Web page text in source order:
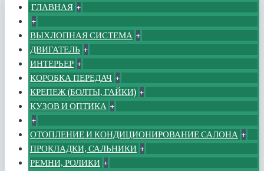
ГЛАВНАЯ +
+
ВЫХЛОПНАЯ СИСТЕМА +
ДВИГАТЕЛЬ +
ИНТЕРЬЕР +
КОРОБКА ПЕРЕДАЧ +
КРЕПЕЖ (БОЛТЫ, ГАЙКИ) +
КУЗОВ И ОПТИКА +
+
ОТОПЛЕНИЕ И КОНДИЦИОНИРОВАНИЕ САЛОНА +
ПРОКЛАДКИ, САЛЬНИКИ +
РЕМНИ, РОЛИКИ +